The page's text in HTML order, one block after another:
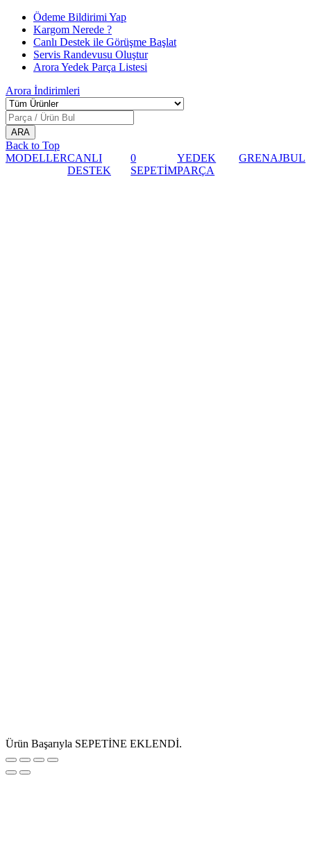
Ödeme Bildirimi Yap
Kargom Nerede ?
Canlı Destek ile Görüşme Başlat
Servis Randevusu Oluştur
Arora Yedek Parça Listesi
Arora İndirimleri
Back to Top
MODELLERCANLI
DESTEK
0
SEPETİM
YEDEK
PARÇA
GRENAJBUL
Ürün Başarıyla SEPETİNE EKLENDİ.